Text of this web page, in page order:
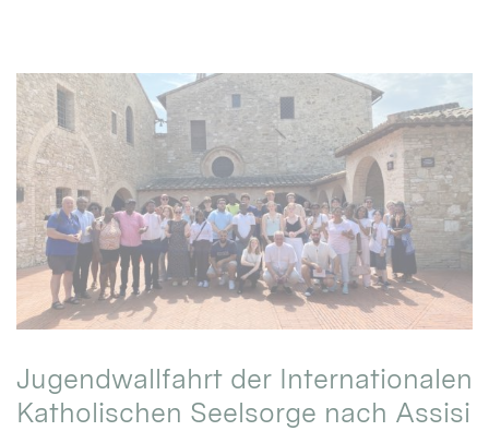
Jugendwallfahrt der Internationalen
Katholischen Seelsorge nach Assisi